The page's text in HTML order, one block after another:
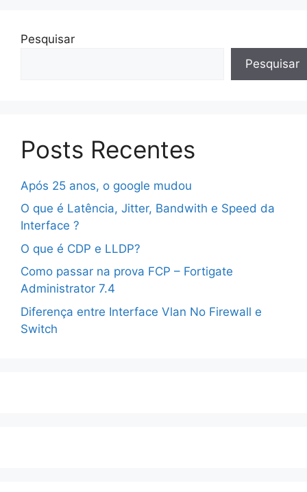
Pesquisar
Pesquisar
Posts Recentes
Após 25 anos, o google mudou
O que é Latência, Jitter, Bandwith e Speed da
Interface ?
O que é CDP e LLDP?
Como passar na prova FCP – Fortigate
Administrator 7.4
Diferença entre Interface Vlan No Firewall e
Switch